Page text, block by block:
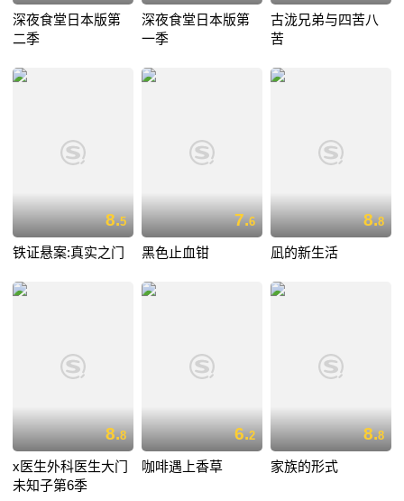
深夜食堂日本版第
二季
深夜食堂日本版第
一季
古泷兄弟与四苦八
苦
8.5
铁证悬案:真实之门
7.6
黑色止血钳
8.8
凪的新生活
8.8
x医生外科医生大门
未知子第6季
6.2
咖啡遇上香草
8.8
家族的形式